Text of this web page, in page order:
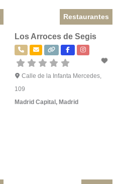
Restaurantes
Los Arroces de Segis
Calle de la Infanta Mercedes,
109
Madrid Capital , Madrid